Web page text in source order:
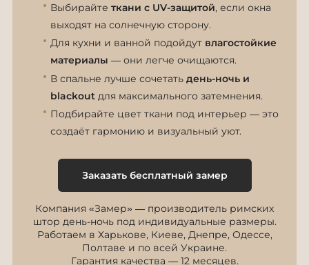
Выбирайте ткани с UV-защитой, если окна
выходят на солнечную сторону.
Для кухни и ванной подойдут влагостойкие
материалы — они легче очищаются.
В спальне лучше сочетать день-ночь и
blackout для максимального затемнения.
Подбирайте цвет ткани под интерьер — это
создаёт гармонию и визуальный уют.
Заказать бесплатный замер
Компания «Замер» — производитель римских
штор день-ночь под индивидуальные размеры.
Работаем в Харькове, Киеве, Днепре, Одессе,
Полтаве и по всей Украине.
Гарантия качества — 12 месяцев.